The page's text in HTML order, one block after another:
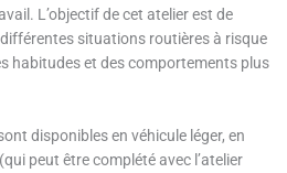
L’objectif de cet atelier est de
situations routières à risque
habitudes et des comportements plus
disponibles en véhicule léger, en
(qui peut être complété avec l’atelier